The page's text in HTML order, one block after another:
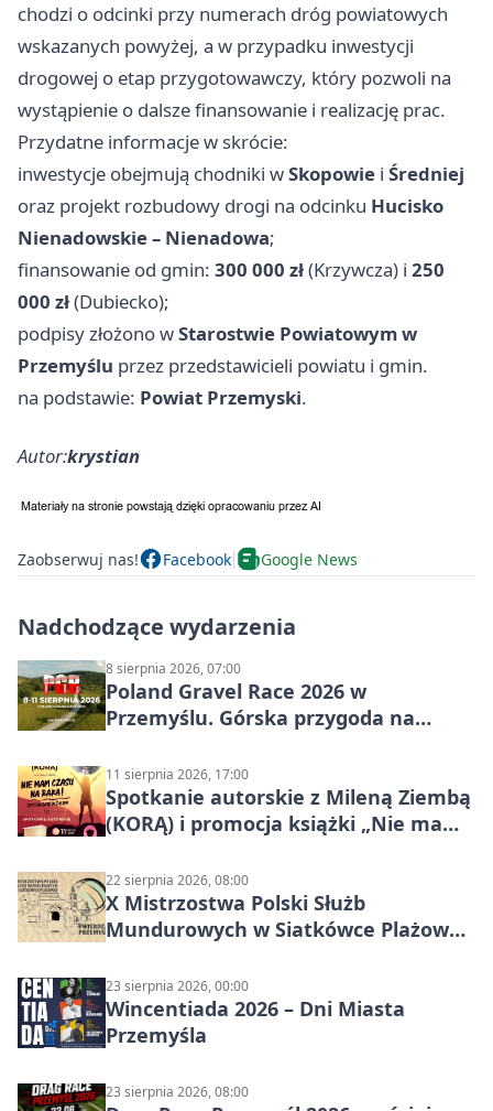
chodzi o odcinki przy numerach dróg powiatowych
wskazanych powyżej, a w przypadku inwestycji
drogowej o etap przygotowawczy, który pozwoli na
wystąpienie o dalsze finansowanie i realizację prac.
Przydatne informacje w skrócie:
inwestycje obejmują chodniki wSkopowie i Średniej
oraz projekt rozbudowy drogi na odcinku Hucisko
Nienadowskie – Nienadowa;
finansowanie od gmin: 300 000 zł(Krzywcza) i 250
000 zł(Dubiecko);
podpisy złożono wStarostwie Powiatowym w
Przemyślu przez przedstawicieli powiatu i gmin.
na podstawie: Powiat Przemyski.
Autor:krystian
Zaobserwuj nas! Facebook Google News
Nadchodzące wydarzenia
8 sierpnia 2026, 07:00
Poland Gravel Race 2026 w
Przemyślu. Górska przygoda na
11 sierpnia 2026, 17:00
Spotkanie autorskie z Mileną Ziembą
(KORĄ) i promocja książki „Nie mam
22 sierpnia 2026, 08:00
X Mistrzostwa Polski Służb
Mundurowych w Siatkówce Plażowej
23 sierpnia 2026, 00:00
Wincentiada 2026 – Dni Miasta
Przemyśla
23 sierpnia 2026, 08:00